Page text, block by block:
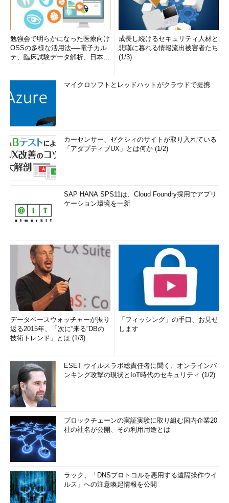
勉強会で明らかになった医療向け
OSSの多様な活用法──電子カル
テ、臨床試験データ解析、日本語
成長し続けるセキュリティ人材と
悲嘆に暮れる情報流出被害者たち
(1/3)
マイクロソフトとレッドハットがクラウドで提携
カーセンサー、ゼクシィのサイトが取り入れている
「アダプティブUX」とは何か (1/2)
SAP HANA SPS11は、Cloud Foundry採用でアプリ
ケーション環境を一新
データベースウォッチャーが振り
返る2015年、「次に“来る”DBの
技術トレンド」とは (1/3)
「フィッシング」の手口、お見せ
します
ESET ウイルスラボ総責任者に聞く、オンラインバ
ンキング攻撃の現状とIoT時代のセキュリティ (1/2)
ブロックチェーンの実証実験に取り組む国内企業20
社の社名が公開、その利用用途とは
ラック、「DNSプロトコルを悪用する遠隔操作ウイ
ルス」への注意喚起情報を公開